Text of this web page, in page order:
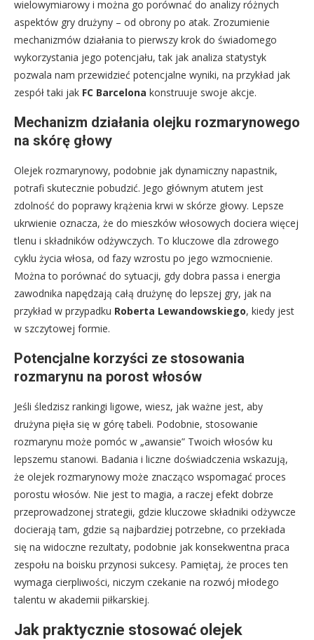
wielowymiarowy i można go porównać do analizy różnych
aspektów gry drużyny – od obrony po atak. Zrozumienie
mechanizmów działania to pierwszy krok do świadomego
wykorzystania jego potencjału, tak jak analiza statystyk
pozwala nam przewidzieć potencjalne wyniki, na przykład jak
zespół taki jak FC Barcelona konstruuje swoje akcje.
Mechanizm działania olejku rozmarynowego
na skórę głowy
Olejek rozmarynowy, podobnie jak dynamiczny napastnik,
potrafi skutecznie pobudzić. Jego głównym atutem jest
zdolność do poprawy krążenia krwi w skórze głowy. Lepsze
ukrwienie oznacza, że do mieszków włosowych dociera więcej
tlenu i składników odżywczych. To kluczowe dla zdrowego
cyklu życia włosa, od fazy wzrostu po jego wzmocnienie.
Można to porównać do sytuacji, gdy dobra passa i energia
zawodnika napędzają całą drużynę do lepszej gry, jak na
przykład w przypadku Roberta Lewandowskiego, kiedy jest
w szczytowej formie.
Potencjalne korzyści ze stosowania
rozmarynu na porost włosów
Jeśli śledzisz rankingi ligowe, wiesz, jak ważne jest, aby
drużyna pięła się w górę tabeli. Podobnie, stosowanie
rozmarynu może pomóc w „awansie” Twoich włosów ku
lepszemu stanowi. Badania i liczne doświadczenia wskazują,
że olejek rozmarynowy może znacząco wspomagać proces
porostu włosów. Nie jest to magia, a raczej efekt dobrze
przeprowadzonej strategii, gdzie kluczowe składniki odżywcze
docierają tam, gdzie są najbardziej potrzebne, co przekłada
się na widoczne rezultaty, podobnie jak konsekwentna praca
zespołu na boisku przynosi sukcesy. Pamiętaj, że proces ten
wymaga cierpliwości, niczym czekanie na rozwój młodego
talentu w akademii piłkarskiej.
Jak praktycznie stosować olejek